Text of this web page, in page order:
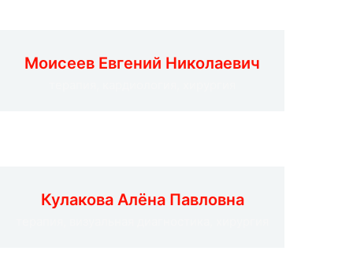
Моисеев Евгений Николаевич
Кулакова Алёна Павловна